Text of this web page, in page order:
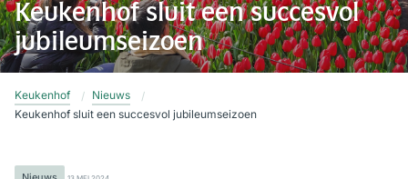
Keukenhof sluit een succesvol
jubileumseizoen
Keukenhof
Nieuws
Keukenhof sluit een succesvol jubileumseizoen